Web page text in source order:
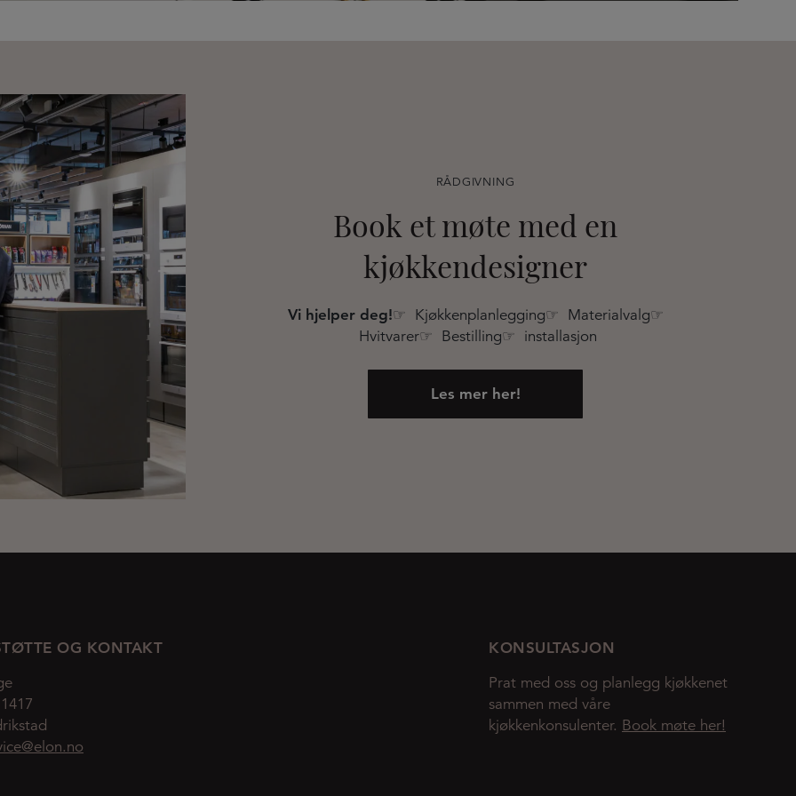
RÅDGIVNING
Book et møte med en
kjøkkendesigner
Vi hjelper deg!☞ Kjøkkenplanlegging☞ Materialvalg☞
Hvitvarer☞ Bestilling☞ installasjon
Les mer her!
OG KONTAKT KONSULTASJON
Prat med oss og planlegg kjøkkenet
sammen med våre
kjøkkenkonsulenter. Book møte her!